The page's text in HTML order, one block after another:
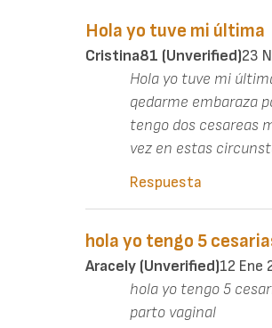
Hola yo tuve mi última
Cristina81 (unverified)23
Hola yo tuve mi
qedarme embaraza
tengo dos cesareas
vez en estas
Respuesta
hola yo tengo 5
Aracely (unverified)12 Ene
hola yo tengo 5
parto vaginal